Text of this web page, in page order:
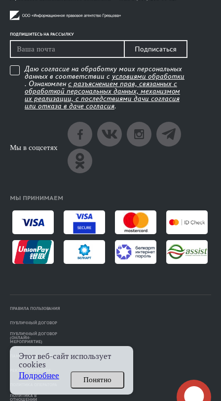
ПОДПИШИТЕСЬ НА РАССЫЛКУ
Подписаться
Даю согласие на обработку моих персональных
данных в соответствии с условиями обработки
. Ознакомлен с разъяснением прав, связанных с
обработкой персональных данных, механизмом
их реализации, с последствиями дачи согласия
или отказа в даче согласия.
Мы в соцсетях
МЫ ПРИНИМАЕМ
ПРАВИЛА ПОЛЬЗОВАНИЯ
ПУБЛИЧНЫЙ ДОГОВОР
ПУБЛИЧНЫЙ ДОГОВОР
(ОНЛАЙН-
МЕРОПРИЯТИЕ)
ПАМЯТКА АВТОРАМ
ПОЛИТИКА В
ОТНОШЕНИИ
Этот веб-сайт использует
cookies
Подробнее
Понятно